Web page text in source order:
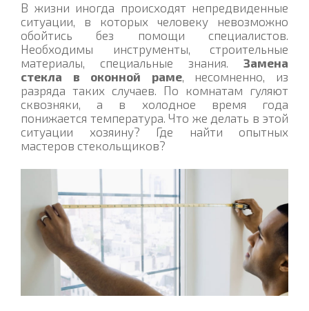
В жизни иногда происходят непредвиденные
ситуации, в которых человеку невозможно
обойтись без помощи специалистов.
Необходимы инструменты, строительные
материалы, специальные знания. Замена
стекла в оконной раме, несомненно, из
разряда таких случаев. По комнатам гуляют
сквозняки, а в холодное время года
понижается температура. Что же делать в этой
ситуации хозяину? Где найти опытных
мастеров стекольщиков?